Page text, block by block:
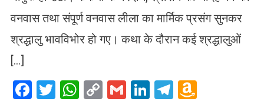
वनवास तथा संपूर्ण वनवास लीला का मार्मिक प्रसंग सुनकर
श्रद्धालु भावविभोर हो गए। कथा के दौरान कई श्रद्धालुओं
[…]
Facebook
Twitter
WhatsApp
CopyGmailLinkedIn
Telegram